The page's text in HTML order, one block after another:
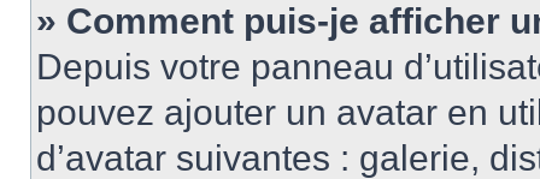
» Comment puis-je afficher
Depuis votre panneau
pouvez ajouter un avatar en
d’avatar suivantes : galerie,